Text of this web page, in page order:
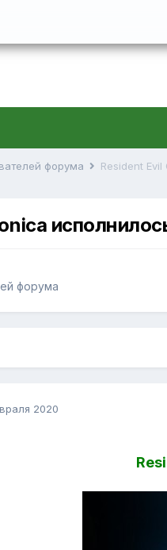
форума Resident
форума
2020